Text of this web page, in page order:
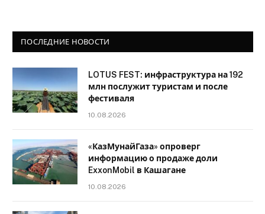
ПОСЛЕДНИЕ НОВОСТИ
LOTUS FEST: инфраструктура на 192
млн послужит туристам и после
фестиваля
10.08.2026
«КазМунайГаза» опроверг
информацию о продаже доли
ExxonMobil в Кашагане
10.08.2026